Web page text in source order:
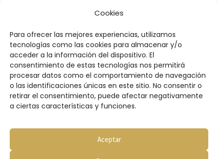
Cookies
Para ofrecer las mejores experiencias, utilizamos
tecnologías como las cookies para almacenar y/o
acceder a la información del dispositivo. El
consentimiento de estas tecnologías nos permitirá
procesar datos como el comportamiento de navegación
o las identificaciones únicas en este sitio. No consentir o
retirar el consentimiento, puede afectar negativamente
a ciertas características y funciones.
Aceptar
DESCARGAR CATÁLOGO
Condiciones de compra
Política de privacidad
Política de cookies